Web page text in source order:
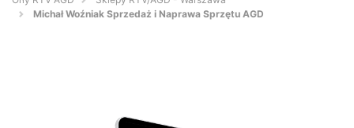
Michał Woźniak Sprzedaż i Naprawa Sprzętu AGD